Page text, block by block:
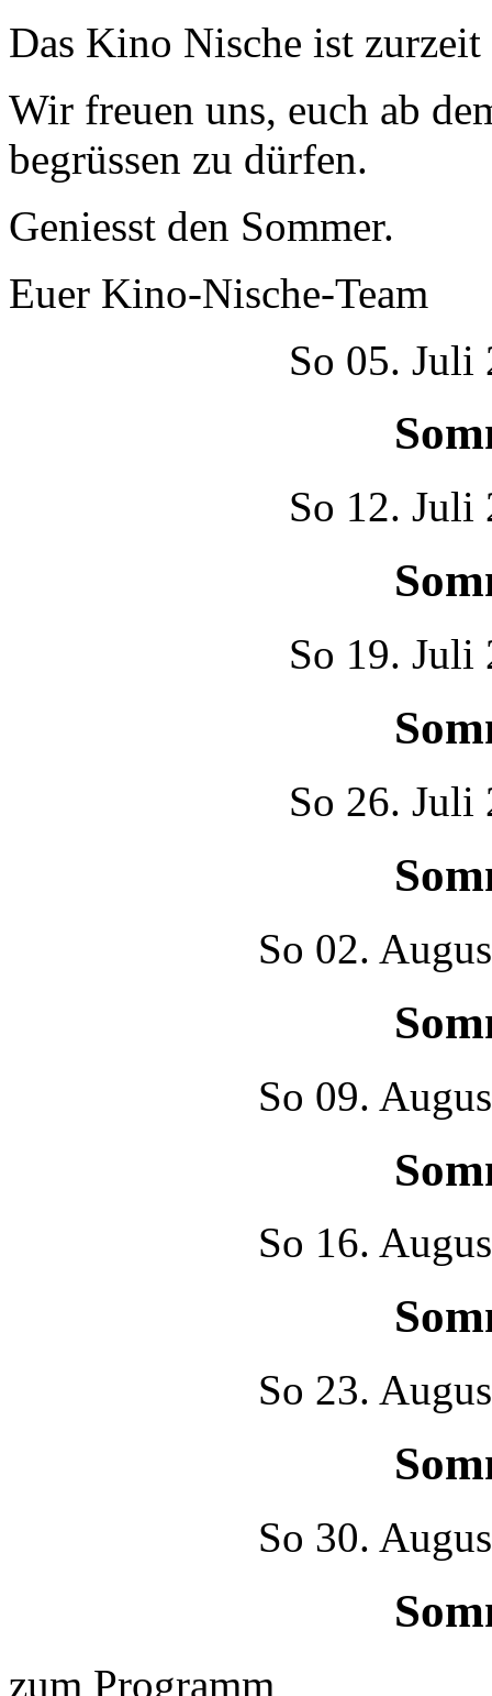
Das Kino Nische ist zurzeit
Wir freuen uns, euch ab
begrüssen zu dürfen.
Geniesst den Sommer.
Euer Kino-Nische-Team
So 05. Juli
So 12. Juli
So 19. Juli
So 26. Juli
So 02.
So 09.
So 16.
So 23.
So 30.
zum Programm